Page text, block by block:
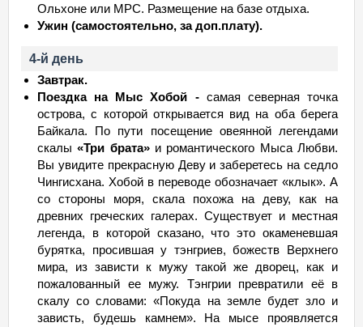
Ольхоне или МРС. Размещение на базе отдыха.
Ужин (самостоятельно, за доп.плату).
4-й день
Завтрак.
Поездка на Мыс Хобой -самая северная точка
острова, с которой открывается вид на оба берега
Байкала. По пути посещение овеянной легендами
скалы«Три брата»и романтического Мыса Любви.
Вы увидите прекрасную Деву и заберетесь на седло
Чингисхана. Хобой в переводе обозначает «клык». А
со стороны моря, скала похожа на деву, как на
древних греческих галерах. Существует и местная
легенда, в которой сказано, что это окаменевшая
бурятка, просившая у тэнгриев, божеств Верхнего
мира, из зависти к мужу такой же дворец, как и
пожалованный ее мужу. Тэнгрии превратили её в
скалу со словами: «Покуда на земле будет зло и
зависть, будешь камнем». На мысе проявляется